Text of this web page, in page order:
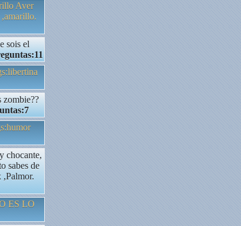
Aver
sois el
zombie??
chocante,
sabes de
,Palmor.
ES LO